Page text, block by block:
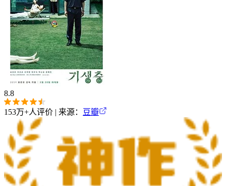
8.8
153万+人评价 | 来源： 豆瓣